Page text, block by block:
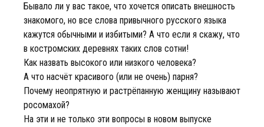
Бывало ли у вас такое, что хочется описать внешность
знакомого, но все слова привычного русского языка
кажутся обычными и избитыми? А что если я скажу, что
в костромских деревнях таких слов сотни!
Как назвать высокого или низкого человека?
А что насчёт красивого (или не очень) парня?
Почему неопрятную и растрёпанную женщину называют
росомахой?
На эти и не только эти вопросы в новом выпуске